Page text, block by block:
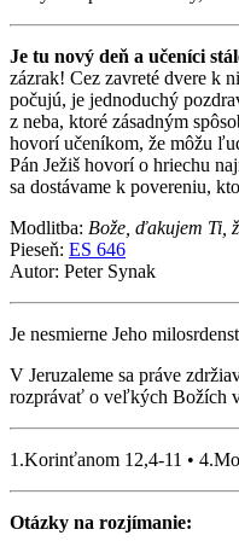
Je tu nový deň a učeníci
zázrak! Cez zavreté dvere k
počujú, je jednoduchý
z neba, ktoré zásadným
hovorí učeníkom, že môžu
Pán Ježiš hovorí o hriechu
sa dostávame k povereniu,
Modlitba: Bože, ďakujem Ti,
Pieseň: ES 646
Autor: Peter Synak
Je nesmierne Jeho
V Jeruzaleme sa práve
rozprávať o veľkých Božích
1.Korinťanom 12,4-11 •
Otázky na rozjímanie: